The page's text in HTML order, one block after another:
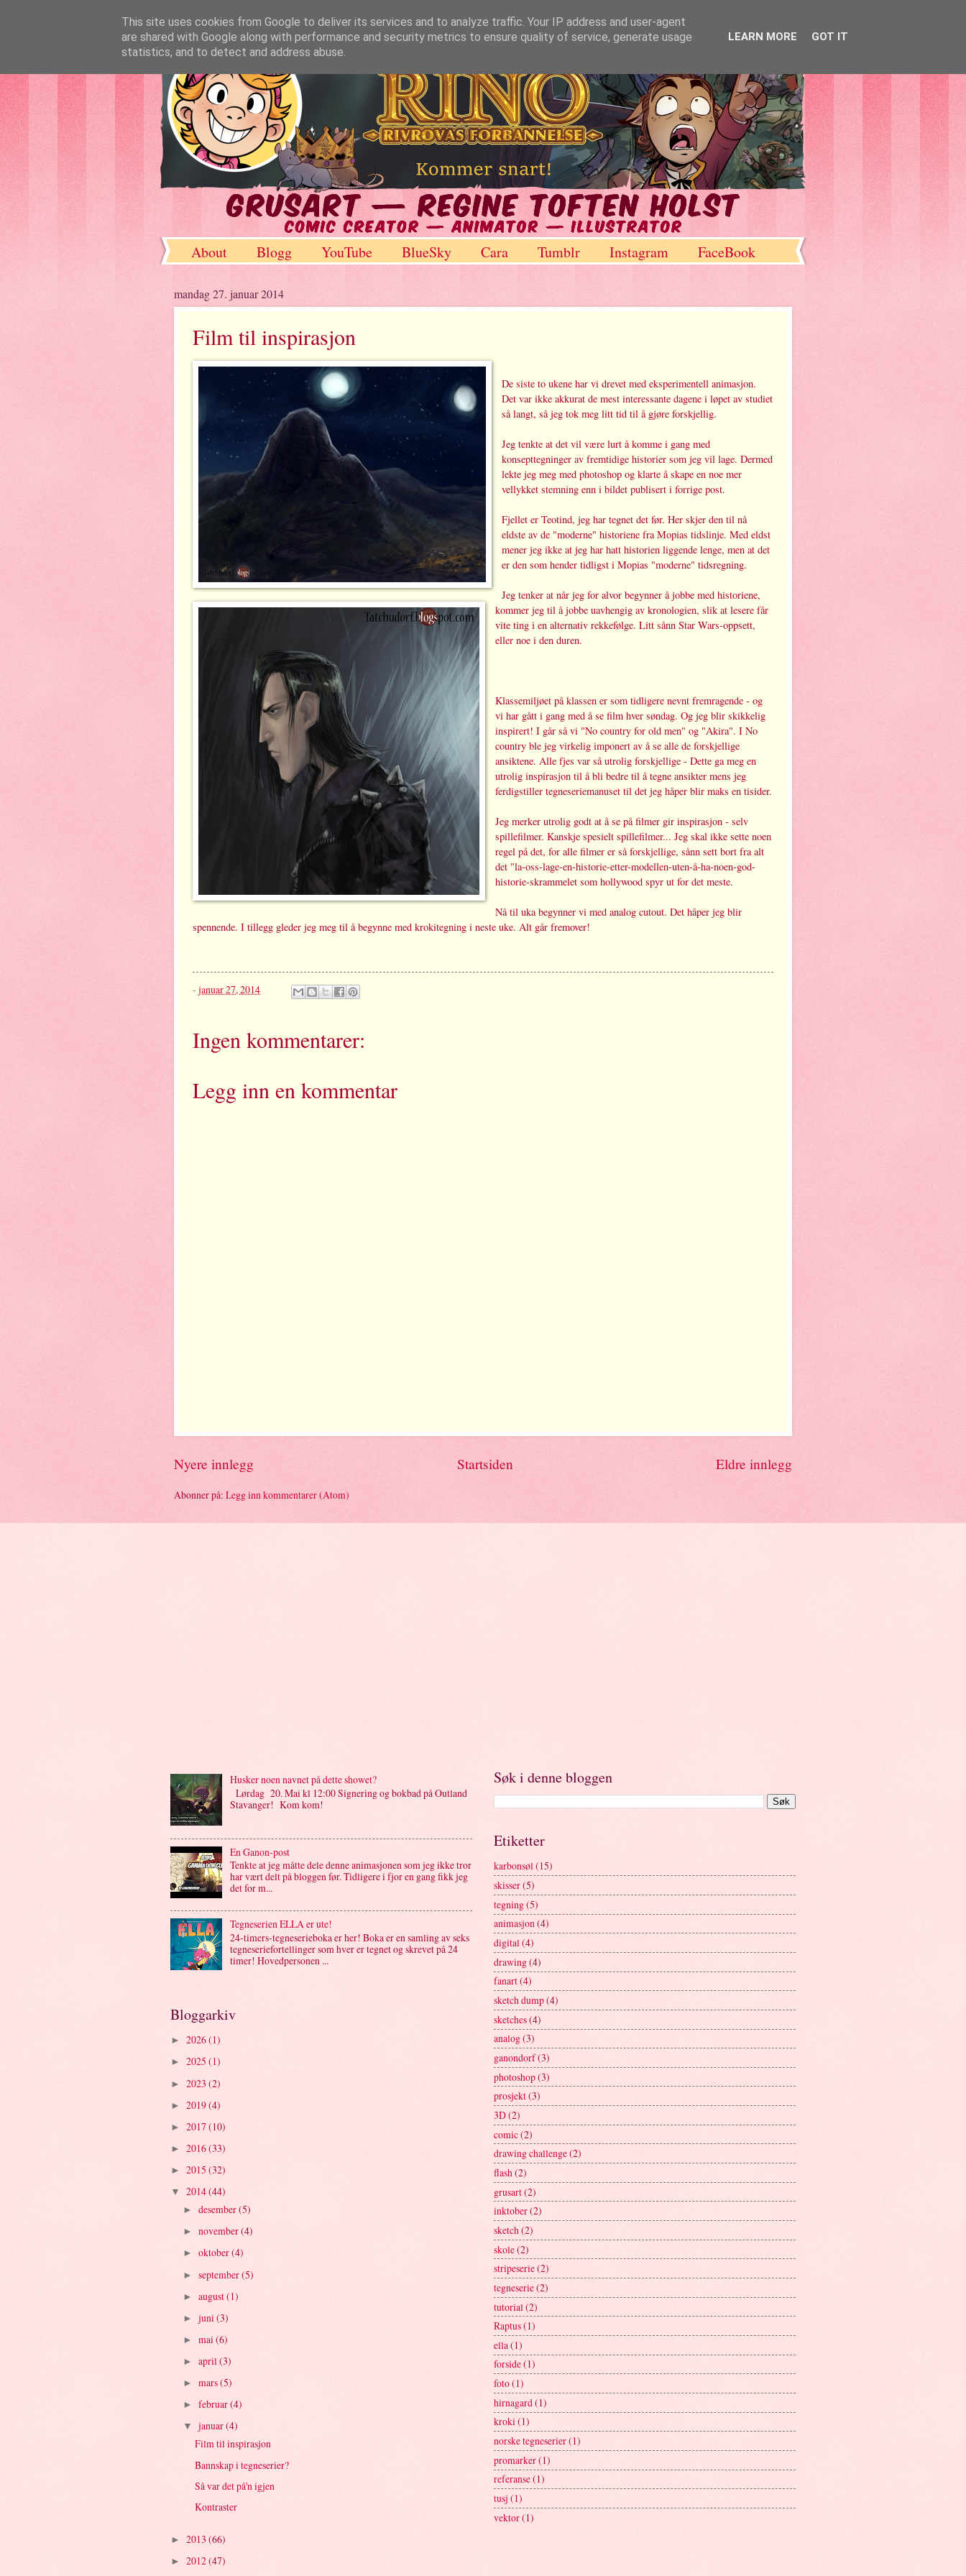
About Blogg YouTube BlueSky Cara Tumblr Instagram
FaceBook
mandag 27. januar 2014
Film til inspirasjon
De siste to ukene har vi drevet med eksperimentell animasjon.
Det var ikke akkurat de mest interessante dagene i løpet av studiet
så langt, så jeg tok meg litt tid til å gjøre forskjellig.
Jeg tenkte at det vil være lurt å komme i gang med
konsepttegninger av fremtidige historier som jeg vil lage. Dermed
lekte jeg meg med photoshop og klarte å skape en noe mer
vellykket stemning enn i bildet publisert i forrige post.
Fjellet er Teotind, jeg har tegnet det før. Her skjer den til nå
eldste av de "moderne" historiene fra Mopias tidslinje. Med eldst
mener jeg ikke at jeg har hatt historien liggende lenge, men at det
er den som hender tidligst i Mopias "moderne" tidsregning.
Jeg tenker at når jeg for alvor begynner å jobbe med historiene,
kommer jeg til å jobbe uavhengig av kronologien, slik at lesere får
vite ting i en alternativ rekkefølge. Litt sånn Star Wars-oppsett,
eller noe i den duren.
Klassemiljøet på klassen er som tidligere nevnt fremragende - og
vi har gått i gang med å se film hver søndag. Og jeg blir skikkelig
inspirert! I går så vi "No country for old men" og "Akira". I No
country ble jeg virkelig imponert av å se alle de forskjellige
ansiktene. Alle fjes var så utrolig forskjellige - Dette ga meg en
utrolig inspirasjon til å bli bedre til å tegne ansikter mens jeg
ferdigstiller tegneseriemanuset til det jeg håper blir maks en tisider.
Jeg merker utrolig godt at å se på filmer gir inspirasjon - selv
spillefilmer. Kanskje spesielt spillefilmer... Jeg skal ikke sette noen
regel på det, for alle filmer er så forskjellige, sånn sett bort fra alt
det "la-oss-lage-en-historie-etter-modellen-uten-å-ha-noen-god-
historie-skrammelet som hollywood spyr ut for det meste.
Nå til uka begynner vi med analog cutout. Det håper jeg blir
spennende. I tillegg gleder jeg meg til å begynne med krokitegning i neste uke. Alt går fremover!
- januar 27, 2014
Ingen kommentarer:
Legg inn en kommentar
Nyere innlegg Eldre innlegg
Startsiden
Abonner på: Legg inn kommentarer (Atom)
Husker noen navnet på dette showet?
Lørdag 20. Mai kl 12:00 Signering og bokbad på Outland
Stavanger! Kom kom!
En Ganon-post
Tenkte at jeg måtte dele denne animasjonen som jeg ikke tror
har vært delt på bloggen før. Tidligere i fjor en gang fikk jeg
det for m...
Tegneserien ELLA er ute!
24-timers-tegneserieboka er her! Boka er en samling av seks
tegneseriefortellinger som hver er tegnet og skrevet på 24
timer! Hovedpersonen ...
Bloggarkiv
► 2026(1)
► 2025 (1)
► 2023 (2)
► 2019(4)
► 2017(10)
► 2016(33)
► 2015 (32)
▼ 2014(44)
► desember(5)
► november(4)
► oktober(4)
► september(5)
► august(1)
► juni (3)
► mai(6)
► april(3)
► mars(5)
► februar(4)
▼ januar(4)
Film til inspirasjon
Bannskap i tegneserier?
Så var det på'n igjen
Kontraster
► 2013 (66)
► 2012(47)
Søk i denne bloggen
Etiketter
karbonsøl(15)
skisser(5)
tegning(5)
animasjon(4)
digital(4)
drawing(4)
fanart(4)
sketch dump(4)
sketches(4)
analog(3)
ganondorf(3)
photoshop(3)
prosjekt(3)
3D(2)
comic(2)
drawing challenge(2)
flash(2)
grusart(2)
inktober(2)
sketch(2)
skole(2)
stripeserie(2)
tegneserie(2)
tutorial (2)
Raptus(1)
ella(1)
forside(1)
foto(1)
hirnagard (1)
kroki(1)
norske tegneserier(1)
promarker(1)
referanse(1)
tusj (1)
vektor(1)
This site uses cookies from Google to deliver its services and to analyze traffic. Your IP address and user-agent
are shared with Google along with performance and security metrics to ensure quality of service, generate usage
statistics, and to detect and address abuse.
LEARN MORE GOT IT